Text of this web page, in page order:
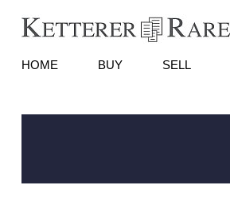
HOME BUY SELL